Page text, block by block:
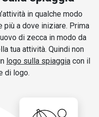
in qualche modo
più a dove iniziare. Prima
di zecca in modo da
tua attività. Quindi non
logo sulla spiaggia con il
di logo.